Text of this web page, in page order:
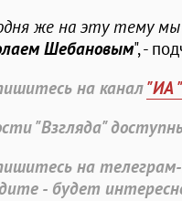
же на эту тему
Шебановым", -
на канал"ИА
"Взгляда"
на
- будет